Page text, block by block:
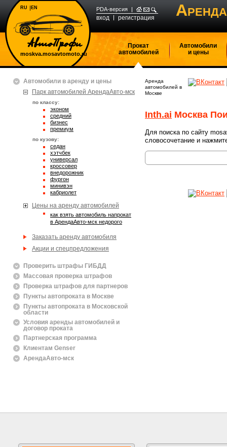
moskva.mosavtomoto.ru
PDA-версия
вход регистрация А
RU EN
Прокат
автомобилей
Автомобили
и цены
Автомобили в аренду и цены
Парк автомобилей АрендаАвто-мск
по классу:
эконом
средний
бизнес
премиум
по кузову:
седан
хэтчбек
универсал
кроссовер
внедорожник
фургон
минивэн
кабриолет
Цены на аренду автомобилей
Как взять автомобиль напрокат
в АрендаАвто-мск недорого
Заказать аренду автомобиля
Акции и спецпредложения
Проверить штрафы ГИБДД
Массовая проверка штрафов
Проверка штрафов для партнеров
Пункты автопроката в Москве
Пункты автопроката в Московской
области
Условия аренды автомобилей и
договор проката
Партнерская программа
Клиентам Genser
АрендаАвто-мск
Аренда
автомобилей в
Москве
Inth.ai Москва
Для поиска по сайту
словосочетание и